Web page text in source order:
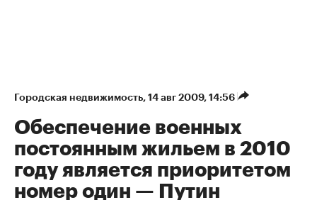
Городская недвижимость⁠, 14 авг 2009, 14:56
Обеспечение военных
постоянным жильем в 2010
году является приоритетом
номер один — Путин